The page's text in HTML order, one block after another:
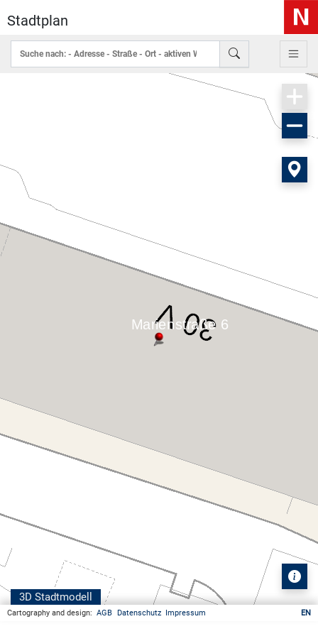
Stadtplan
3D Stadtmodell
Cartography and design: AGB Datenschutz Impressum EN